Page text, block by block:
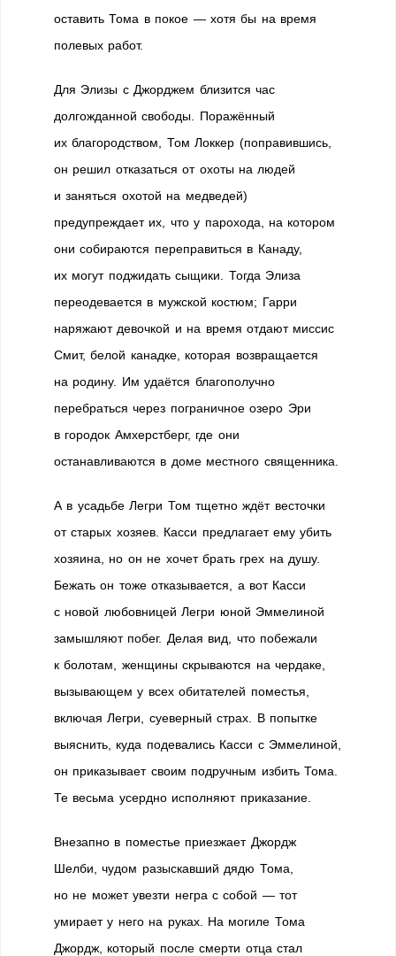
оставить Тома в покое — хотя бы на время
полевых работ.
Для Элизы с Джорджем близится час
долгожданной свободы. Поражённый
их благородством, Том Локкер (поправившись,
он решил отказаться от охоты на людей
и заняться охотой на медведей)
предупреждает их, что у парохода, на котором
они собираются переправиться в Канаду,
их могут поджидать сыщики. Тогда Элиза
переодевается в мужской костюм; Гарри
наряжают девочкой и на время отдают миссис
Смит, белой канадке, которая возвращается
на родину. Им удаётся благополучно
перебраться через пограничное озеро Эри
в городок Амхерстберг, где они
останавливаются в доме местного священника.
А в усадьбе Легри Том тщетно ждёт весточки
от старых хозяев. Касси предлагает ему убить
хозяина, но он не хочет брать грех на душу.
Бежать он тоже отказывается, а вот Касси
с новой любовницей Легри юной Эммелиной
замышляют побег. Делая вид, что побежали
к болотам, женщины скрываются на чердаке,
вызывающем у всех обитателей поместья,
включая Легри, суеверный страх. В попытке
выяснить, куда подевались Касси с Эммелиной,
он приказывает своим подручным избить Тома.
Те весьма усердно исполняют приказание.
Внезапно в поместье приезжает Джордж
Шелби, чудом разыскавший дядю Тома,
но не может увезти негра с собой — тот
умирает у него на руках. На могиле Тома
Джордж, который после смерти отца стал